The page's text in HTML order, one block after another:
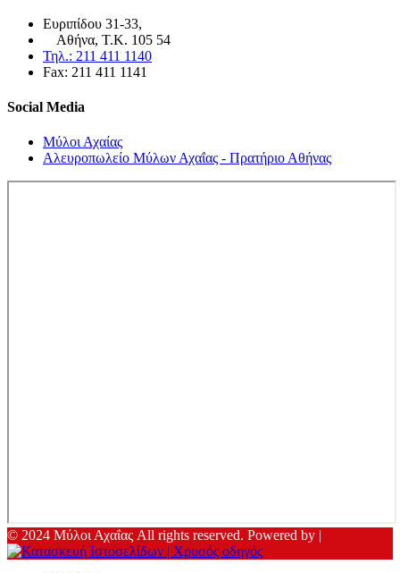
Ευριπίδου 31-33,
Αθήνα, Τ.Κ. 105 54
Τηλ.: 211 411 1140
Fax: 211 411 1141
Social Media
Μύλοι Αχαίας
Αλευροπωλείο Μύλων Αχαΐας - Πρατήριο Αθήνας
© 2024 Μύλοι Αχαΐας All rights reserved. Powered by |